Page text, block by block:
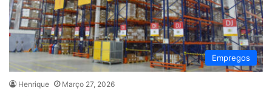
Empregos
Henrique Março 27, 2026